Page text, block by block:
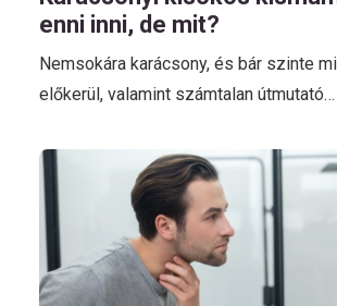
enni inni, de mit?
Nemsokára karácsony, és bár szinte
előkerül, valamint számtalan útmutató…